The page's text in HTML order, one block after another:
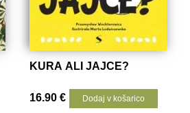
KURA ALI JAJCE?
16.90€ Dodaj v košarico